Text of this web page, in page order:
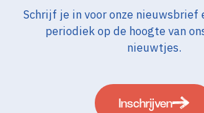
Schrijf je in voor onze nieuwsbrief
periodiek op de hoogte van
nieuwtjes.
Inschrijven